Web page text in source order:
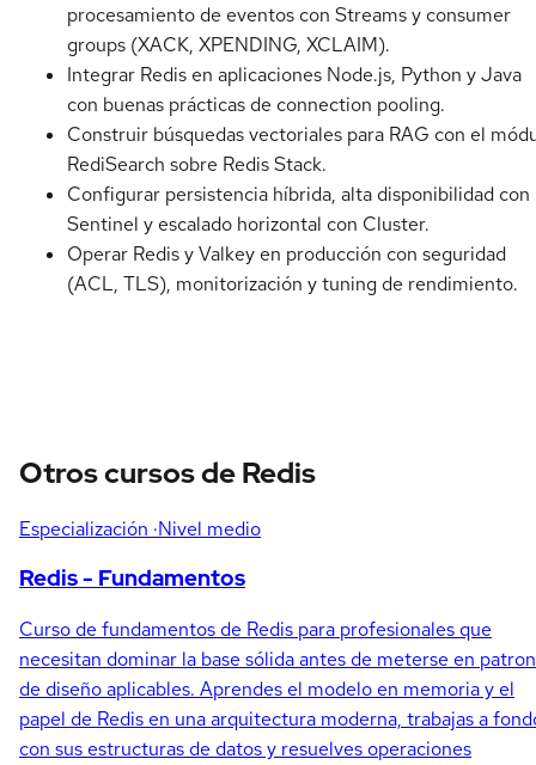
procesamiento de eventos con Streams y consumer
groups (XACK, XPENDING, XCLAIM).
Integrar Redis en aplicaciones Node.js, Python y Java
con buenas prácticas de connection pooling.
Construir búsquedas vectoriales para RAG con el
RediSearch sobre Redis Stack.
Configurar persistencia híbrida, alta disponibilidad con
Sentinel y escalado horizontal con Cluster.
Operar Redis y Valkey en producción con seguridad
(ACL, TLS), monitorización y tuning de rendimiento.
Otros cursos de Redis
Especialización ·Nivel medio
Redis - Fundamentos
Curso de fundamentos de Redis para profesionales que
necesitan dominar la base sólida antes de meterse en
de diseño aplicables. Aprendes el modelo en memoria y el
papel de Redis en una arquitectura moderna, trabajas a
con sus estructuras de datos y resuelves operaciones